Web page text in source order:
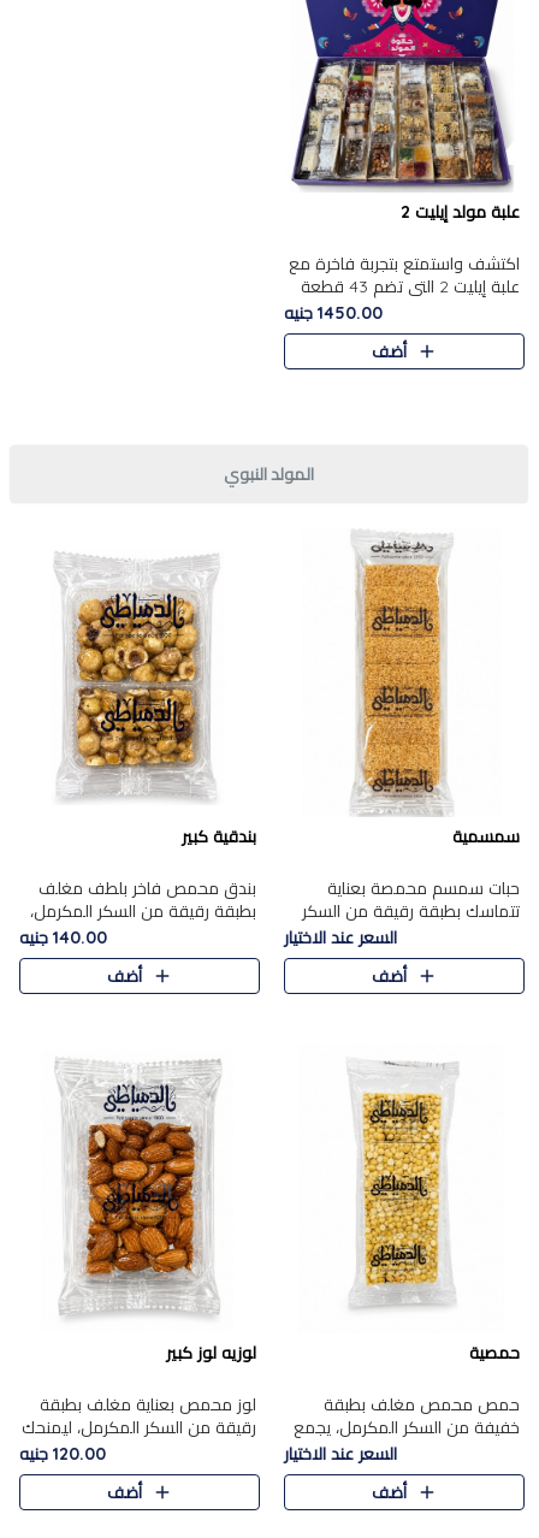
علبة مولد إيليت 2
اكتشف واستمتع بتجربة فاخرة مع
علبة إيليت 2 التي تضم 43 قطعة
تشكيلة من أرقى حلويات المولد
الشرقية المصرية الأصيلة ,معروضة
بشكل جميل في علبة أ..
1450.00 جنيه
أضف
المولد النبوي
سمسمية
حبات سمسم محمصة بعناية
تتماسك بطبقة رقيقة من السكر
المكرمل، لتقدم طعم السمسم
المميز وقرمشتة التي ارتبطت ببهجة
المولد عبر الأجيال.
السعر عند الاختيار
أضف
بندقية كبير
بندق محمص فاخر بلطف مغلف
بطبقة رقيقة من السكر المكرمل،
يجمع بين النكهة الغنية ناتي
والقرمشة الراقية المرضية في
حلوى شرقية أنيقه بطابع مميز.
140.00 جنيه
أضف
حمصية
حمص محمص مغلف بطبقة
خفيفة من السكر المكرمل، يجمع
بين القرمشة المميزة والطعم
الشرقي الأصيل في واحدة من أشهر
حلويات الموسم.
السعر عند الاختيار
أضف
لوزيه لوز كبير
لوز محمص بعناية مغلف بطبقة
رقيقة من السكر المكرمل، ليمنحك
قرمشة راقية ونكهة غنية تبرز
فخامة اللوز في كل قطعة.
120.00 جنيه
أضف